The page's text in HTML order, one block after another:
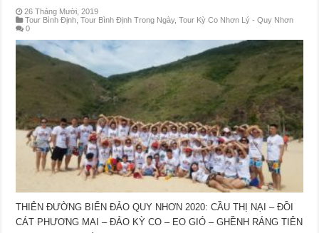
26 Tháng Mười, 2019
Tour Bình Định,Tour Bình Định Trong Ngày,Tour Kỳ Co Nhơn Lý - Quy Nhơn
0
THIÊN ĐƯỜNG BIỂN ĐẢO QUY NHƠN 2020: CẦU THỊ NẠI – ĐỒI
CÁT PHƯƠNG MAI – ĐẢO KỲ CO – EO GIÓ – GHỀNH RÁNG TIÊN